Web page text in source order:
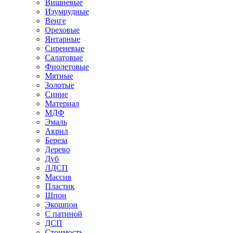
Вишневые
Изумрудные
Венге
Ореховые
Янтарные
Сиреневые
Салатовые
Фиолетовые
Мятные
Золотые
Синие
Материал
МДФ
Эмаль
Акрил
Береза
Дерево
Дуб
ЛДСП
Массив
Пластик
Шпон
Экошпон
С патиной
ДСП